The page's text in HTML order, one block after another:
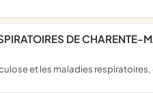
DE CHARENTE-
et les maladies